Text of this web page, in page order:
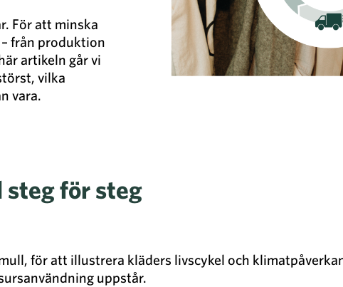
För att minska
från produktion
artikeln går vi
vilka
vara.
steg för steg
för att illustrera kläders livscykel och
uppstår.